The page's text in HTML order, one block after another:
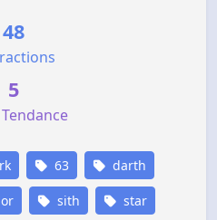
48
5
63 darth
sith star